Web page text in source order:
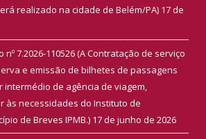
realizado na cidade de Belém/PA) 17 de
7.2026-110526 (A Contratação de serviço
e emissão de bilhetes de passagens
de agência de viagem,
às necessidades do Instituto de
de Breves IPMB.) 17 de junho de 2026